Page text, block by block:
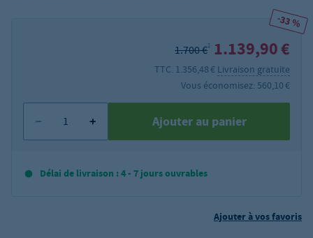
-33 %
1.700 €2 1.139,90 €
TTC. 1.356,48 € Livraison gratuite
Vous économisez: 560,10 €
Ajouter au panier
Délai de livraison : 4 - 7 jours ouvrables
Ajouter à vos favoris